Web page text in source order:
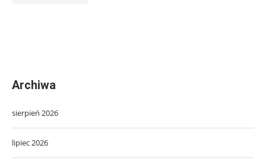
Archiwa
sierpień 2026
lipiec 2026